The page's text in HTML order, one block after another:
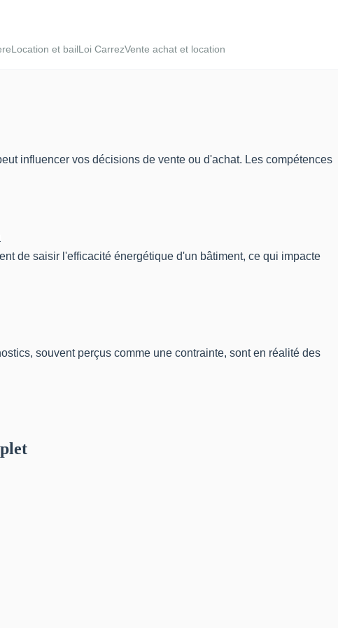
Location et bailLoi CarrezVente achat et location
influencer vos décisions de vente ou d'achat. Les compétences
de saisir l'efficacité énergétique d'un bâtiment, ce qui impacte
souvent perçus comme une contrainte, sont en réalité des